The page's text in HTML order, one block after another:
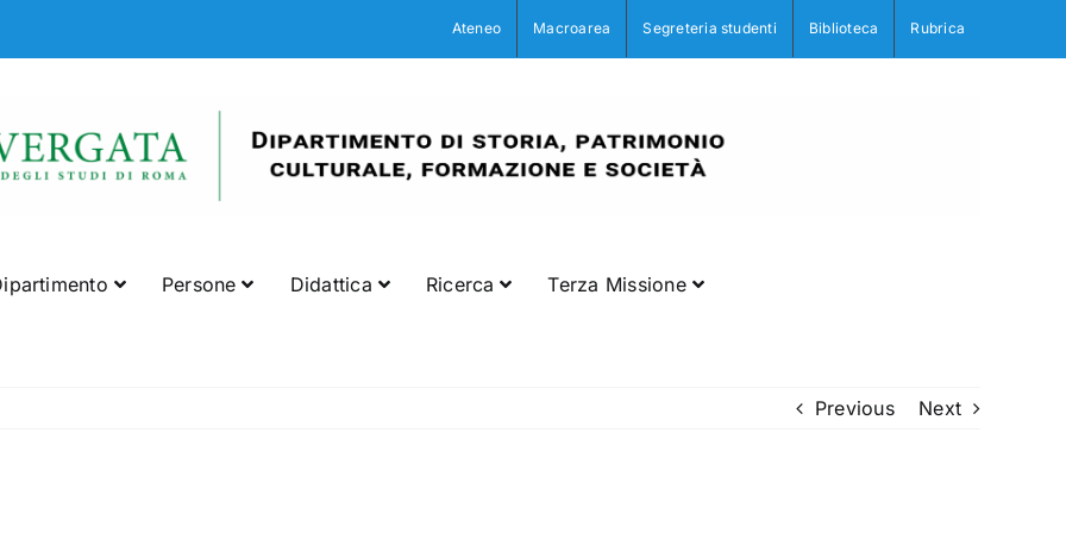
Ateneo Macroarea Segreteria studenti Biblioteca Rubrica
Persone Didattica Ricerca Terza Missione
Previous Next